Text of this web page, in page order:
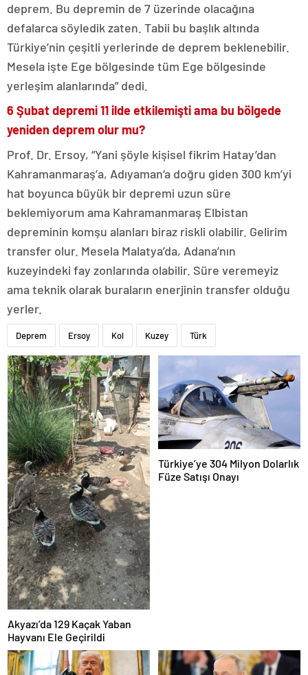
deprem. Bu depremin de 7 üzerinde olacağına
defalarca söyledik zaten. Tabii bu başlık altında
Türkiye’nin çeşitli yerlerinde de deprem beklenebilir.
Mesela işte Ege bölgesinde tüm Ege bölgesinde
yerleşim alanlarında” dedi.
6 Şubat depremi 11 ilde etkilemişti ama bu bölgede
yeniden deprem olur mu?
Prof. Dr. Ersoy, “Yani şöyle kişisel fikrim Hatay’dan
Kahramanmaraş’a, Adıyaman‘a doğru giden 300 km’yi
hat boyunca büyük bir depremi uzun süre
beklemiyorum ama Kahramanmaraş Elbistan
depreminin komşu alanları biraz riskli olabilir. Gelirim
transfer olur. Mesela Malatya’da, Adana’nın
kuzeyindeki fay zonlarında olabilir. Süre veremeyiz
ama teknik olarak buraların enerjinin transfer olduğu
yerler.
Deprem Ersoy Kol Kuzey Türk
Akyazı’da 129 Kaçak Yaban
Hayvanı Ele Geçirildi
Türkiye’ye 304 Milyon Dolarlık
Füze Satışı Onayı